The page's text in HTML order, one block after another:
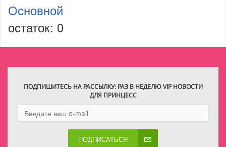
Основной
остаток: 0
ПОДПИШИТЕСЬ НА РАССЫЛКУ: РАЗ В НЕДЕЛЮ VIP НОВОСТИ
ДЛЯ ПРИНЦЕСС
ПОДПИСАТЬСЯ